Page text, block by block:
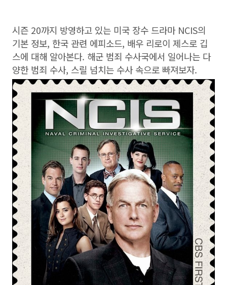
시즌 20까지 방영하고 있는 미국 장수 드라마 NCIS의
기본 정보, 한국 관련 에피소드, 배우 리로이 제스로 깁
스에 대해 알아본다. 해군 범죄 수사국에서 일어나는 다
양한 범죄 수사, 스릴 넘치는 수사 속으로 빠져보자.